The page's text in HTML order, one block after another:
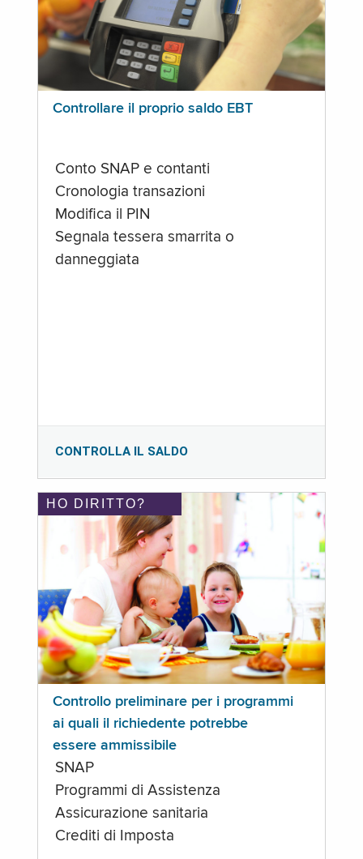
Controllare il proprio saldo EBT
Conto SNAP e contanti
Cronologia transazioni
Modifica il PIN
Segnala tessera smarrita o
danneggiata
CONTROLLA IL SALDO
HO DIRITTO?
Controllo preliminare per i programmi
ai quali il richiedente potrebbe
essere ammissibile
SNAP
Programmi di Assistenza
Assicurazione sanitaria
Crediti di Imposta